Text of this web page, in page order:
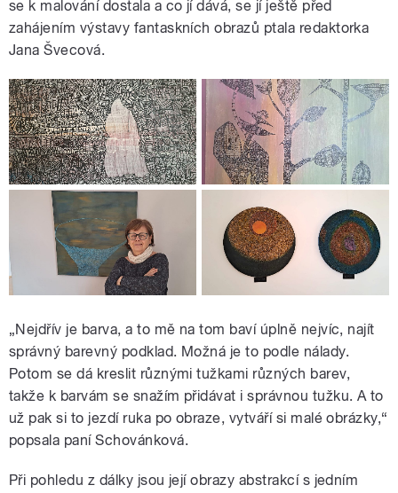
se k malování dostala a co jí dává, se jí ještě před
zahájením výstavy fantaskních obrazů ptala redaktorka
Jana Švecová.
„Nejdřív je barva, a to mě na tom baví úplně nejvíc, najít
správný barevný podklad. Možná je to podle nálady.
Potom se dá kreslit různými tužkami různých barev,
takže k barvám se snažím přidávat i správnou tužku. A to
už pak si to jezdí ruka po obraze, vytváří si malé obrázky,“
popsala paní Schovánková.
Při pohledu z dálky jsou její obrazy abstrakcí s jedním